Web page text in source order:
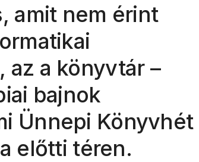
amit nem érint
az a könyvtár –
bajnok
Ünnepi Könyvhét
előtti téren.